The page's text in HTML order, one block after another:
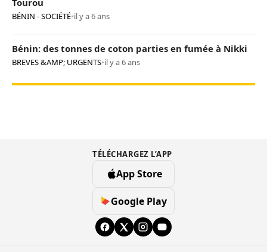
Tourou
BÉNIN - SOCIÉTÉ•il y a 6 ans
Bénin: des tonnes de coton parties en fumée à Nikki
BREVES &AMP; URGENTS•il y a 6 ans
TÉLÉCHARGEZ L’APP
App Store
Google Play